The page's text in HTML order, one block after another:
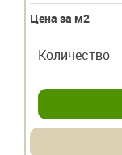
Цена за м2
Количество